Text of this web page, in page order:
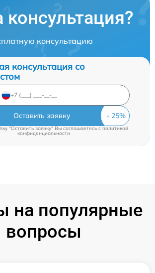
консультацию
консультация со
Оставить заявку
"Оставить заявку" Вы соглашаетесь cполитикой
конфиденциальности
на популярные
вопросы